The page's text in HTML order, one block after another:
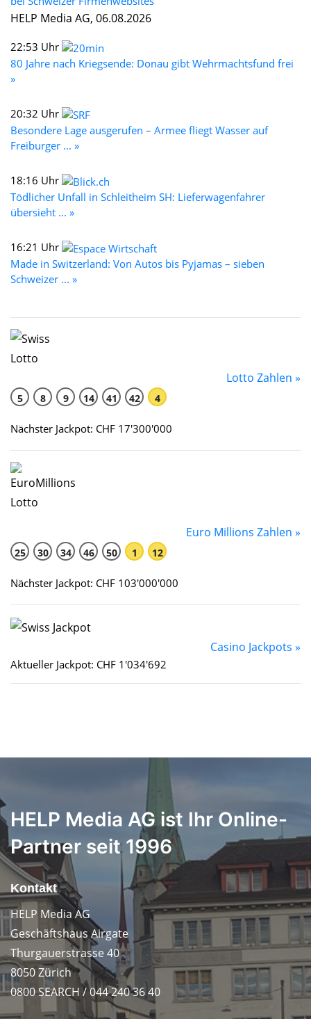
HELP Media AG, 06.08.2026
22:53 Uhr
80 Jahre nach Kriegsende: Donau gibt Wehrmachtsfund frei
»
20:32 Uhr
Besondere Lage ausgerufen – Armee fliegt Wasser auf
Freiburger ... »
18:16 Uhr
Tödlicher Unfall in Schleitheim SH: Lieferwagenfahrer
übersieht ... »
16:21 Uhr
Made in Switzerland: Von Autos bis Pyjamas – sieben
Schweizer ... »
Lotto Zahlen »
5 8 9 14 41 42 4
Nächster Jackpot: CHF 17'300'000
Euro Millions Zahlen »
25 30 34 46 50 1 12
Nächster Jackpot: CHF 103'000'000
Casino Jackpots »
Aktueller Jackpot: CHF 1'034'692
HELP Media AG ist Ihr Online-
Partner seit 1996
Kontakt
HELP Media AG
Geschäftshaus Airgate
Thurgauerstrasse 40
8050 Zürich
0800 SEARCH / 044 240 36 40